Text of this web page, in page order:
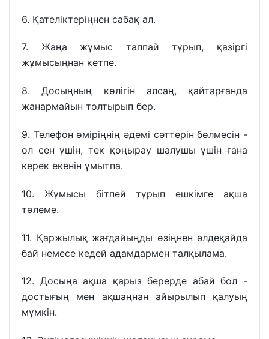
6. Қателіктеріңнен сабақ ал.
7. Жаңа жұмыс таппай тұрып, қазіргі
жұмысыңнан кетпе.
8. Досыңның көлігін алсаң, қайтарғанда
жанармайын толтырып бер.
9. Телефон өміріңнің әдемі сәттерін бөлмесін -
ол сен үшін, тек қоңырау шалушы үшін ғана
керек екенін ұмытпа.
10. Жұмысы бітпей тұрып ешкімге ақша
төлеме.
11. Қаржылық жағдайыңды өзіңнен әлдеқайда
бай немесе кедей адамдармен талқылама.
12. Досыңа ақша қарыз берерде абай бол -
достығың мен ақшаңнан айырылып қалуың
мүмкін.